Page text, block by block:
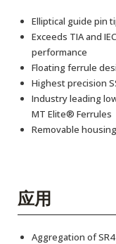
Elliptical guide pin
Exceeds TIA and
performance
Floating ferrule
Highest precision
Industry leading
MT Elite® Ferrules
Removable
应用
Aggregation of SR4